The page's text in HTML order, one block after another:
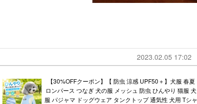
2023.02.05 17:02
【30%OFFクーポン】【 防虫 涼感 UPF50＋】犬服 春夏
ロンパース つなぎ 犬の服 メッシュ 防虫 ひんやり 猫服 犬
服 パジャマ ドッグウェア タンクトップ 通気性 犬用 Tシャ